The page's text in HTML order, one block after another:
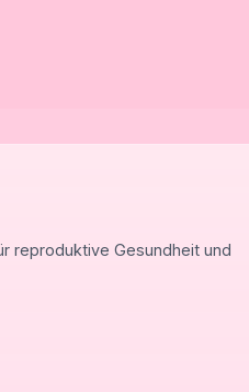
reproduktive Gesundheit und